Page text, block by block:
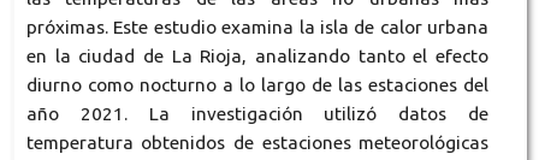
próximas. Este estudio examina la isla de calor urbana
en la ciudad de La Rioja, analizando tanto el efecto
diurno como nocturno a lo largo de las estaciones del
año 2021. La investigación utilizó datos de
temperatura obtenidos de estaciones meteorológicas